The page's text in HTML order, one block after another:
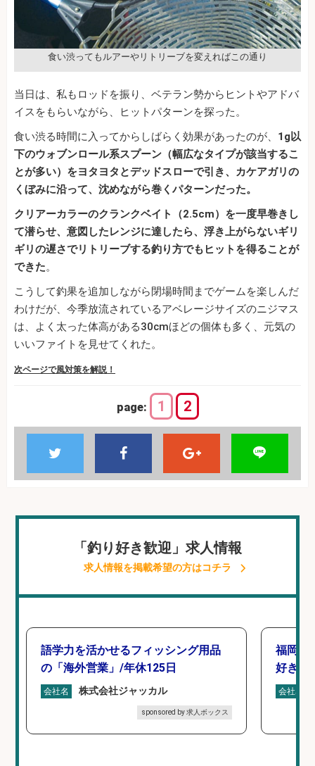
食い渋ってもルアーやリトリーブを変えればこの通り
当日は、私もロッドを振り、ベテラン勢からヒントやアドバ
イスをもらいながら、ヒットパターンを探った。
食い渋る時間に入ってからしばらく効果があったのが、 1g以
下のウォブンロール系スプーン（幅広なタイプが該当するこ
とが多い）をヨタヨタとデッドスローで引き、カケアガリの
くぼみに沿って、沈めながら巻くパターンだった。
クリアーカラーのクランクベイト（2.5cm）を一度早巻きし
て潜らせ、意図したレンジに達したら、浮き上がらないギリ
ギリの遅さでリトリーブする釣り方でもヒットを得ることが
できた。
こうして釣果を追加しながら閉場時間までゲームを楽しんだ
わけだが、今季放流されているアベレージサイズのニジマス
は、よく太った体高がある30cmほどの個体も多く、元気の
いいファイトを見せてくれた。
次ページで風対策を解説！
page: 1 2
「釣り好き歓迎」求人情報
求人情報を掲載希望の方はコチラ
語学力を活かせるフィッシング用品
の「海外営業」/年休125日
会社名 株式会社ジャッカル
sponsored by 求人ボックス
福岡/
好き歓
会社名